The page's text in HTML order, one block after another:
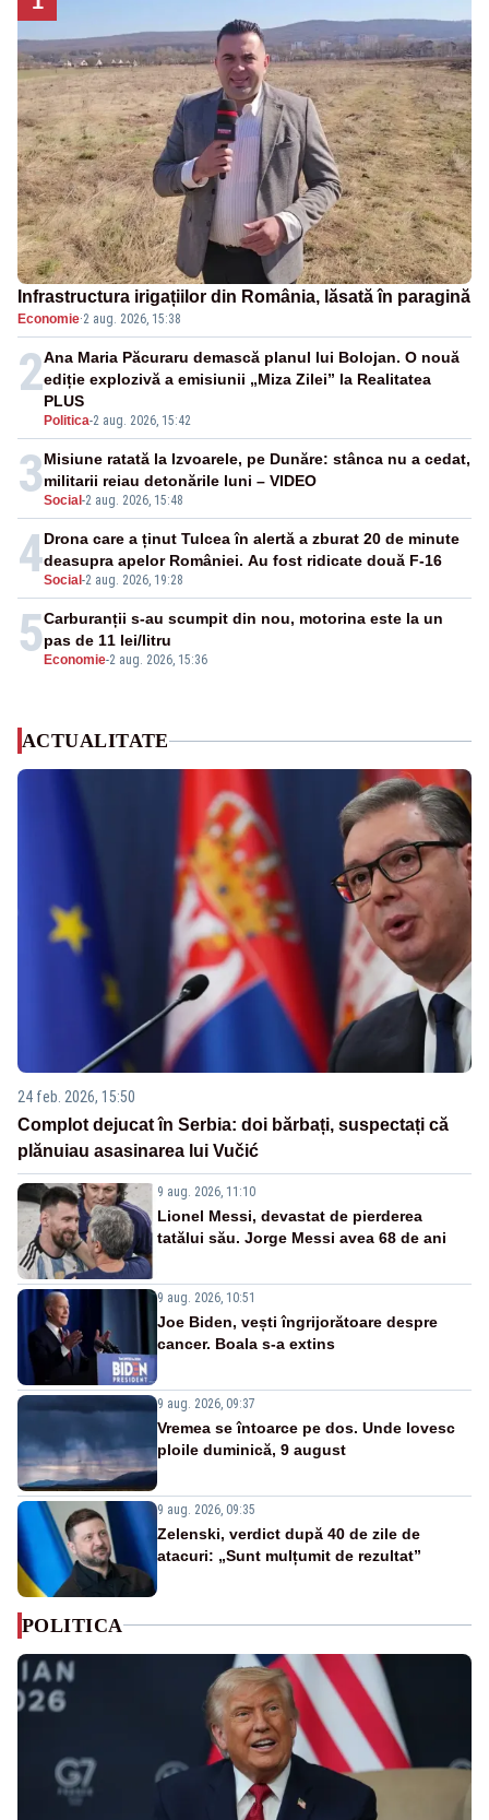
Infrastructura irigațiilor din România, lăsată în paragină
Economie·2 aug. 2026, 15:38
2
Politica-2 aug. 2026, 15:42
Ana Maria Păcuraru demască planul lui Bolojan. O nouă
ediție explozivă a emisiunii „Miza Zilei” la Realitatea
PLUS
3Social -2 aug. 2026, 15:48
Misiune ratată la Izvoarele, pe Dunăre: stânca nu a cedat,
militarii reiau detonările luni – VIDEO
4Social -2 aug. 2026, 19:28
Drona care a ținut Tulcea în alertă a zburat 20 de minute
deasupra apelor României. Au fost ridicate două F-16
5 Economie-2 aug. 2026, 15:36
Carburanții s-au scumpit din nou, motorina este la un
pas de 11 lei/litru
ACTUALITATE
24 feb. 2026, 15:50
Complot dejucat în Serbia: doi bărbați, suspectați că
plănuiau asasinarea lui Vučić
9 aug. 2026, 11:10
Lionel Messi, devastat de pierderea
tatălui său. Jorge Messi avea 68 de ani
9 aug. 2026, 10:51
Joe Biden, vești îngrijorătoare despre
cancer. Boala s-a extins
9 aug. 2026, 09:37
Vremea se întoarce pe dos. Unde lovesc
ploile duminică, 9 august
9 aug. 2026, 09:35
Zelenski, verdict după 40 de zile de
atacuri: „Sunt mulțumit de rezultat”
POLITICA